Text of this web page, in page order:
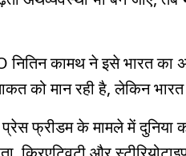
कामथ ने इसे भारत का
को मान रही है, लेकिन
प्रेस फ्रीडम के मामले में दुनिया